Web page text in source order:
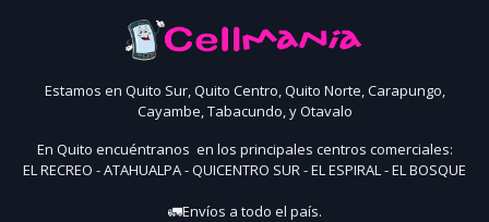
Estamos en Quito Sur, Quito Centro, Quito Norte, Carapungo,
Cayambe, Tabacundo, y Otavalo
En Quito encuéntranos en los principales centros comerciales:
EL RECREO - ATAHUALPA - QUICENTRO SUR - EL ESPIRAL - EL BOSQUE
🚛Envíos a todo el país.